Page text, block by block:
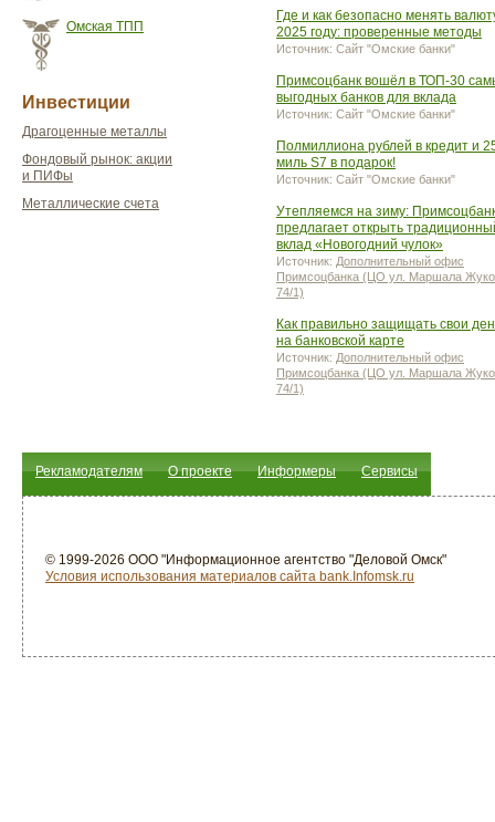
Омская ТПП
Инвестиции
Драгоценные металлы
Фондовый рынок: акции
и ПИФы
Металлические счета
Где и как безопасно менять
2025 году: проверенные методы
Источник: Сайт "Омские банки"
Примсоцбанк вошёл в ТОП-30
выгодных банков для вклада
Источник: Сайт "Омские банки"
Полмиллиона рублей в кредит и
миль S7 в подарок!
Источник: Сайт "Омские банки"
Утепляемся на зиму:
предлагает открыть
вклад «Новогодний чулок»
Источник: Дополнительный офис
Примсоцбанка (ЦО ул. Маршала
74/1)
Как правильно защищать свои
на банковской карте
Источник: Дополнительный офис
Примсоцбанка (ЦО ул. Маршала
74/1)
Рекламодателям О проекте Информеры Сервисы
© 1999-2026 ООО "Информационное агентство "Деловой Омск"
Условия использования материалов сайта bank.Infomsk.ru